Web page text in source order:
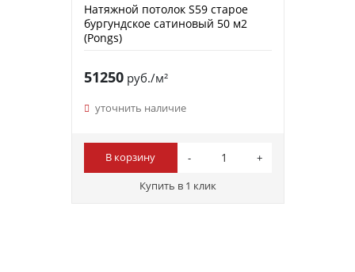
Натяжной потолок S59 старое
бургундское сатиновый 50 м2
(Pongs)
51250руб./м²
уточнить наличие
В корзину
Купить в 1 клик